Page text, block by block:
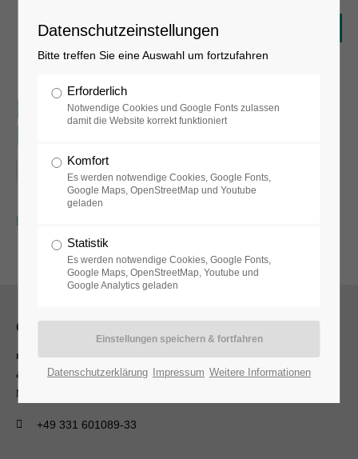
Internationaler
Museumstag
21.05.2017
Öffnungszeiten
museum, museumsshop
& museumscafé
Mi - So 13:00 - 18:00 Uhr
+49 331 601089-33
Datenschutzeinstellungen
Bitte treffen Sie eine Auswahl um fortzufahren
Erforderlich
Notwendige Cookies und Google Fonts zulassen
damit die Website korrekt funktioniert
Komfort
Es werden notwendige Cookies, Google Fonts,
Google Maps, OpenStreetMap und Youtube
geladen
Statistik
Es werden notwendige Cookies, Google Fonts,
Google Maps, OpenStreetMap, Youtube und
Google Analytics geladen
Datenschutzerklärung Impressum Weitere Informationen